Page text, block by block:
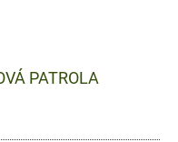
PATROLA